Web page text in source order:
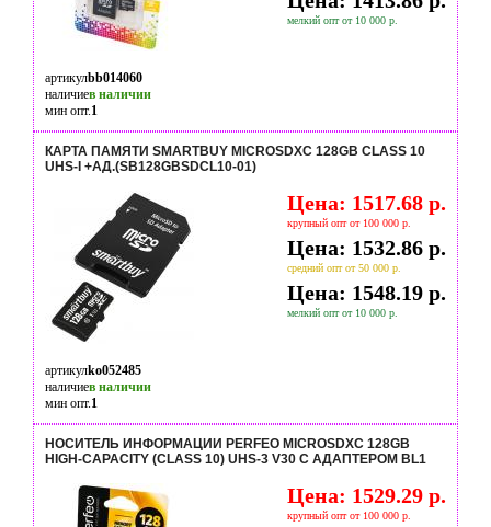
мелкий опт от 10 000 р.
артикулbb014060
наличиев наличии
мин опт.1
КАРТА ПАМЯТИ SMARTBUY MICROSDXC 128GB CLASS 10
UHS-I +АД.(SB128GBSDCL10-01)
Цена: 1517.68 р.
крупный опт от 100 000 р.
Цена: 1532.86 р.
средний опт от 50 000 р.
Цена: 1548.19 р.
мелкий опт от 10 000 р.
артикулko052485
наличиев наличии
мин опт.1
НОСИТЕЛЬ ИНФОРМАЦИИ PERFEO MICROSDXC 128GB
HIGH-CAPACITY (CLASS 10) UHS-3 V30 С АДАПТЕРОМ BL1
Цена: 1529.29 р.
крупный опт от 100 000 р.